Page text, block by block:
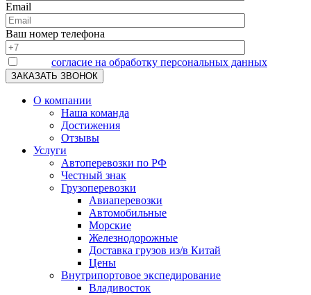
Email
Ваш номер телефона
согласие на обработку персональных данных
О компании
Наша команда
Достижения
Отзывы
Услуги
Автоперевозки по РФ
Честный знак
Грузоперевозки
Авиаперевозки
Автомобильные
Морские
Железнодорожные
Доставка грузов из/в Китай
Цены
Внутрипортовое экспедирование
Владивосток